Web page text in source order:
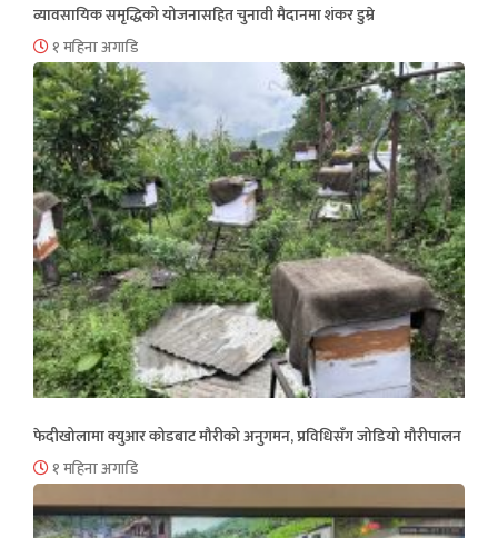
व्यावसायिक समृद्धिको योजनासहित चुनावी मैदानमा शंकर डुम्रे
१ महिना अगाडि
फेदीखोलामा क्युआर कोडबाट मौरीको अनुगमन, प्रविधिसँग जोडियो मौरीपालन
१ महिना अगाडि